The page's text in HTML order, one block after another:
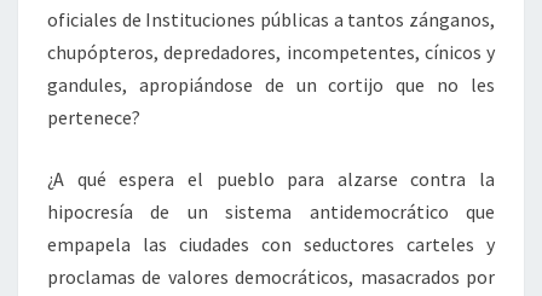
oficiales de Instituciones públicas a tantos zánganos,
chupópteros, depredadores, incompetentes, cínicos y
gandules, apropiándose de un cortijo que no les
pertenece?
¿A qué espera el pueblo para alzarse contra la
hipocresía de un sistema antidemocrático que
empapela las ciudades con seductores carteles y
proclamas de valores democráticos, masacrados por